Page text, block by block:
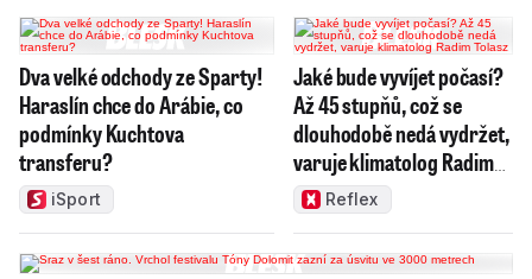
Dva velké odchody ze Sparty!
Haraslín chce do Arábie, co
podmínky Kuchtova
transferu?
iSport
Jaké bude vyvíjet počasí?
Až 45 stupňů, což se
dlouhodobě nedá vydržet,
varuje klimatolog Radim
TolaszReflex